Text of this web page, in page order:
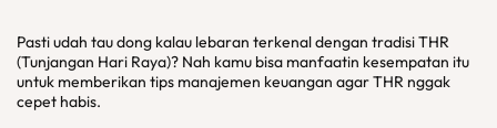
Pasti udah tau dong kalau lebaran terkenal dengan tradisi THR
(Tunjangan Hari Raya)? Nah kamu bisa manfaatin kesempatan itu
untuk memberikan tips manajemen keuangan agar THR nggak
cepet habis.